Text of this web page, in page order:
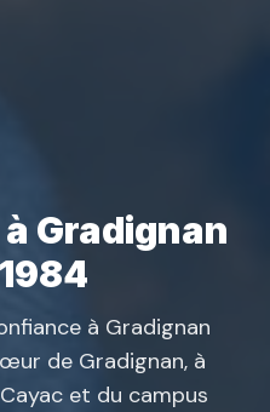
Gradignan
à Gradignan
de Gradignan, à
et du campus